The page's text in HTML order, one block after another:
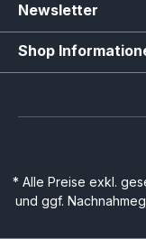
Newsletter
Shop
* Alle Preise exkl.
und ggf.